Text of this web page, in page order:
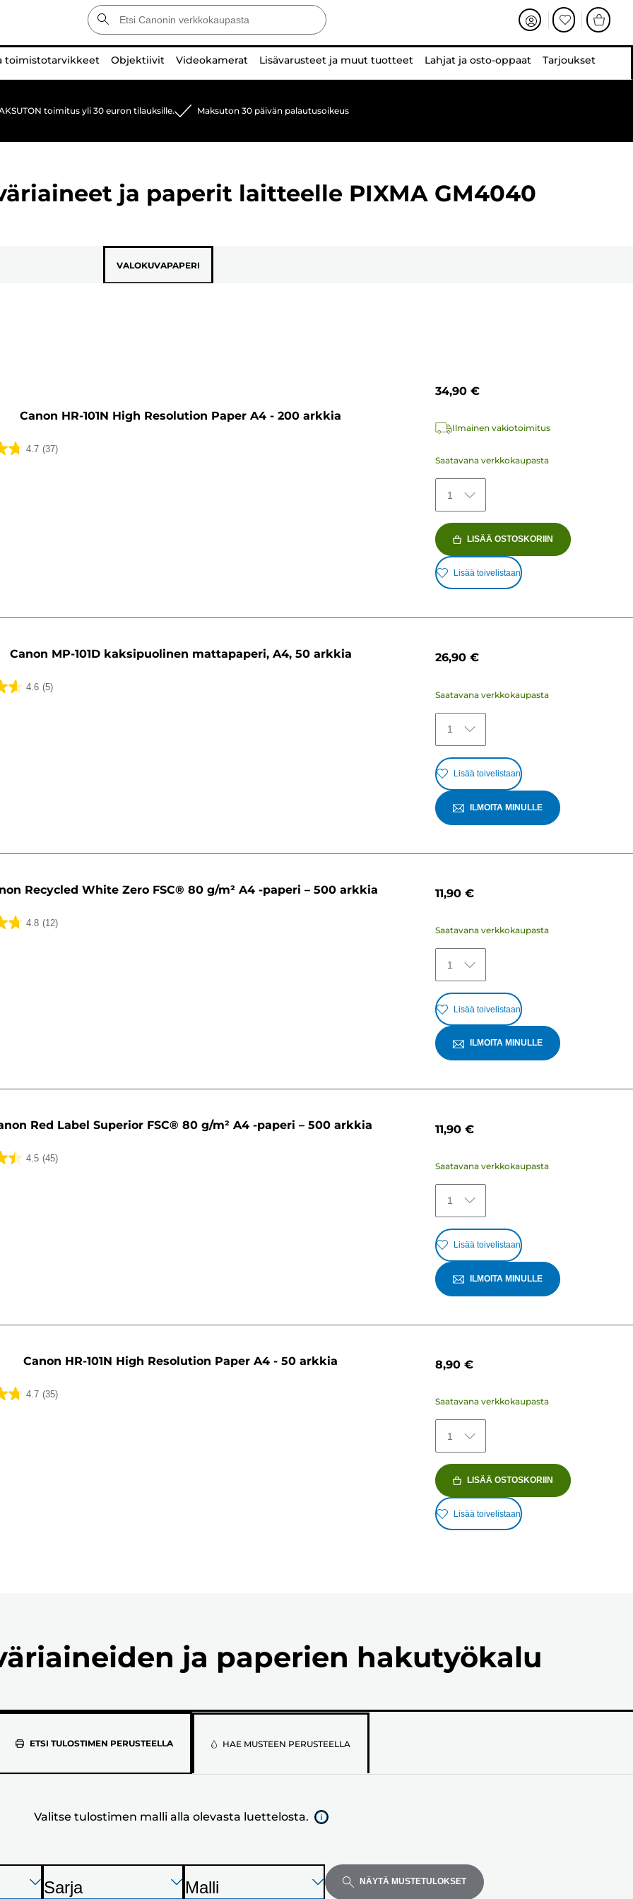
toimistotarvikkeet Objektiivit Videokamerat Lisävarusteet ja muut tuotteet Lahjat ja osto-oppaat Tarjoukset
toimitus yli 30 euron tilauksille. Maksuton 30 päivän palautusoikeus
ja paperit laitteelle PIXMA GM4040
VALOKUVAPAPERI
Canon HR-101N High Resolution Paper A4 - 200 arkkia
4.7 (37)
34,90 €
Ilmainen vakiotoimitus
Saatavana verkkokaupasta
1
LISÄÄ OSTOSKORIIN
Lisää toivelistaan
Canon MP-101D kaksipuolinen mattapaperi, A4, 50 arkkia
4.6 (5)
26,90 €
Saatavana verkkokaupasta
1
Lisää toivelistaan
ILMOITA MINULLE
Recycled White Zero FSC® 80 g/m² A4 -paperi – 500 arkkia
4.8 (12)
11,90 €
Saatavana verkkokaupasta
1
Lisää toivelistaan
ILMOITA MINULLE
Red Label Superior FSC® 80 g/m² A4 -paperi – 500 arkkia
4.5 (45)
11,90 €
Saatavana verkkokaupasta
1
Lisää toivelistaan
ILMOITA MINULLE
Canon HR-101N High Resolution Paper A4 - 50 arkkia
4.7 (35)
8,90 €
Saatavana verkkokaupasta
1
LISÄÄ OSTOSKORIIN
Lisää toivelistaan
ja paperien hakutyökalu
ETSI TULOSTIMEN PERUSTEELLA
Valitse
tulostimen
olevasta
luettelosta.
HAE MUSTEEN PERUSTEELLA
Valitse tulostimen malli alla olevasta luettelosta.
Paina
Paina
Sarja
Paina
Malli NÄYTÄ MUSTETULOKSET